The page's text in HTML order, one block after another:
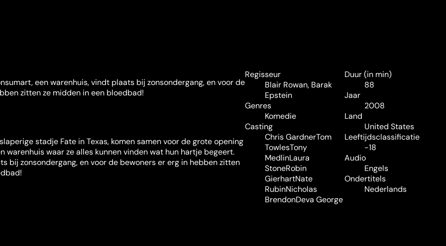
een warenhuis, vindt plaats bij zonsondergang, en voor de
zitten ze midden in een bloedbad!
stadje Fate in Texas, komen samen voor de grote opening
warenhuis waar ze alles kunnen vinden wat hun hartje begeert.
bij zonsondergang, en voor de bewoners er erg in hebben zitten
Regisseur
Blair Rowan, Barak
Epstein
Genres
Komedie
Casting
Chris GardnerTom
TowlesTony
MedlinLaura
StoneRobin
GierhartNate
RubinNicholas
BrendonDeva George
Duur (in min)
88
Jaar
2008
Land
United States
Leeftijdsclassificatie
-18
Audio
Engels
Ondertitels
Nederlands